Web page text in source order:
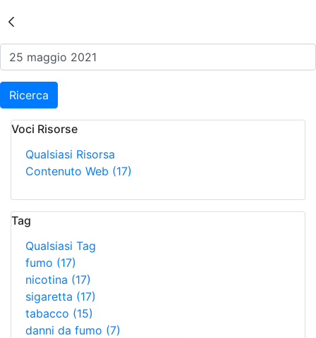
Risultati della Ricerca -
Ricerca
Voci Risorse
Qualsiasi Risorsa
Contenuto Web (17)
Tag
Qualsiasi Tag
fumo (17)
nicotina (17)
sigaretta (17)
tabacco (15)
danni da fumo (7)